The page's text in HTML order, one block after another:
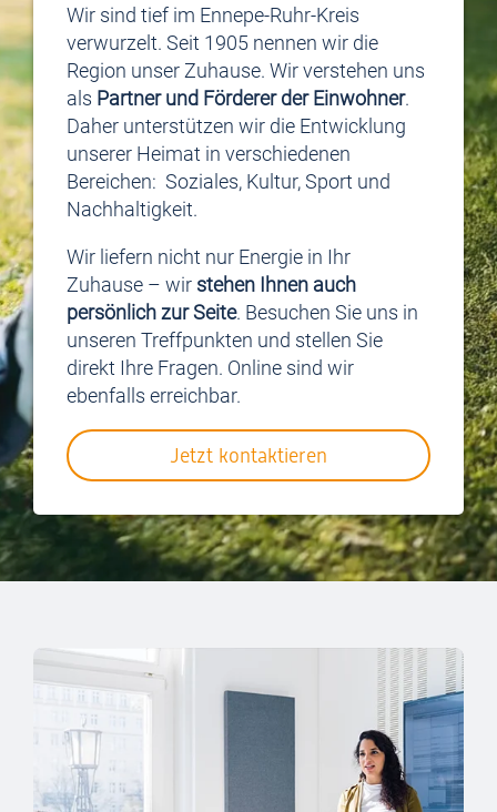
Wir sind tief im Ennepe-Ruhr-Kreis
verwurzelt. Seit 1905 nennen wir die
Region unser Zuhause. Wir verstehen uns
als Partner und Förderer der Einwohner.
Daher unterstützen wir die Entwicklung
unserer Heimat in verschiedenen
Bereichen: Soziales, Kultur, Sport und
Nachhaltigkeit.
Wir liefern nicht nur Energie in Ihr
Zuhause – wir stehen Ihnen auch
persönlich zur Seite. Besuchen Sie uns in
unseren Treffpunkten und stellen Sie
direkt Ihre Fragen. Online sind wir
ebenfalls erreichbar.
Jetzt kontaktieren